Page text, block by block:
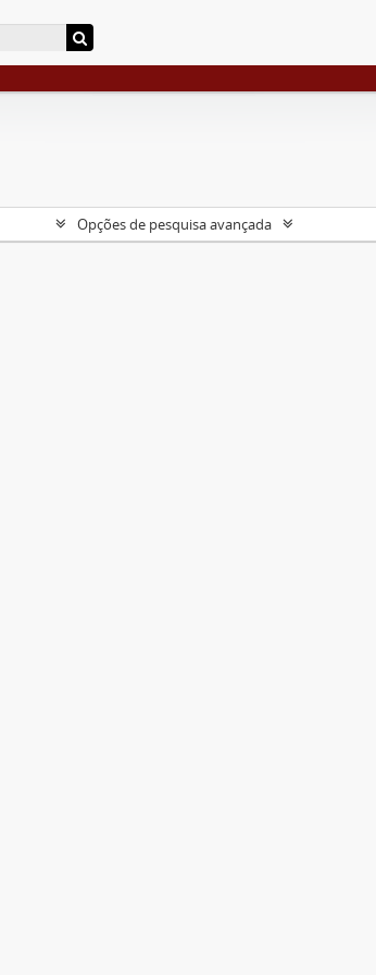
Opções de pesquisa avançada